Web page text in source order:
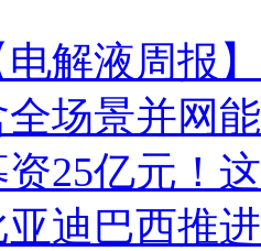
电解液周报
全场景并网
资25亿元！
亚迪巴西推